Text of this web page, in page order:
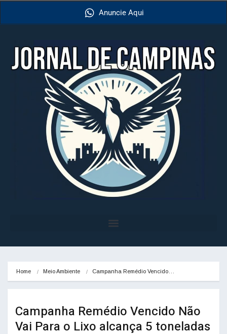
Anuncie Aqui
Home Meio Ambiente Campanha Remédio Vencido…
Campanha Remédio Vencido Não
Vai Para o Lixo alcança 5 toneladas